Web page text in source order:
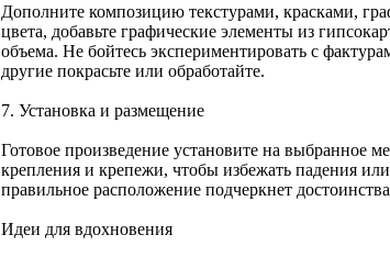
Дополните композицию текстурами, красками,
цвета, добавьте графические элементы из
объема. Не бойтесь экспериментировать с
другие покрасьте или обработайте.
7. Установка и размещение
Готовое произведение установите на выбранное
крепления и крепежи, чтобы избежать падения
правильное расположение подчеркнет
Идеи для вдохновения